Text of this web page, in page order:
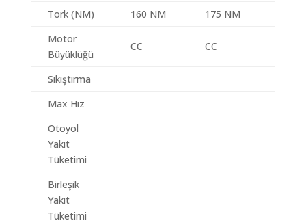
Tork (NM)
160 NM
175 NM
Motor
Büyüklüğü
CC CC
Sıkıştırma
Max Hız
Otoyol
Yakıt
Tüketimi
Birleşik
Yakıt
Tüketimi